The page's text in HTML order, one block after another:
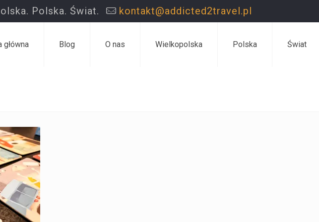
Polska. Świat. kontakt@addicted2travel.pl
główna Blog O nas Wielkopolska Polska Świat